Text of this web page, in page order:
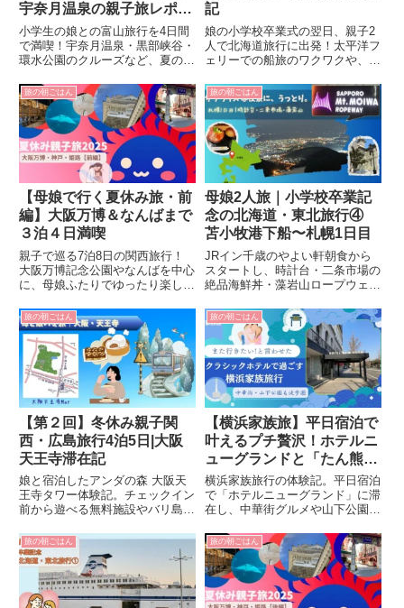
宇奈月温泉の親子旅レポー
ト
小学生の娘との富山旅行を4日間
で満喫！宇奈月温泉・黒部峡谷・
環水公園のクルーズなど、夏の思
記
娘の小学校卒業式の翌日、親子2
人で北海道旅行に出発！太平洋フ
ェリーでの船旅のワクワクや、旅
ソードです。シリーズ記事の第一
回目としてお届けします。
旅の朝ごはん
【母娘で行く夏休み旅・前
編】大阪万博＆なんばまで
３泊４日満喫
親子で巡る7泊8日の関西旅行！
大阪万博記念公園やなんばを中心
に、母娘ふたりでゆったり楽しむ
観光・グルメ・思い出たっぷりの
旅をお届けします。
旅の朝ごはん
母娘2人旅｜小学校卒業記
念の北海道・東北旅行④
苫小牧港下船〜札幌1日目
JRイン千歳のやよい軒朝食から
スタートし、時計台・二条市場の
絶品海鮮丼・藻岩山ロープウェイ
た札幌1日目の全記録です。
旅の朝ごはん
【第２回】冬休み親子関
西・広島旅行4泊5日|大阪
天王寺滞在記
娘と宿泊したアンダの森 大阪天
王寺タワー体験記。チェックイン
前から遊べる無料施設やバリ島風
カス展望台観光も楽しみました。
旅の朝ごはん
【横浜家族旅】平日宿泊で
叶えるプチ贅沢！ホテルニ
ューグランドと「たん熊」
の朝ごはん
横浜家族旅行の体験記。平日宿泊
で「ホテルニューグランド」に滞
在し、中華街グルメや山下公園・
ルの落ち着いた空間と丁寧な朝食
で、家族全員が「また行きたい」
と感じる旅になりました。
旅の朝ごはん 旅の朝ごはん